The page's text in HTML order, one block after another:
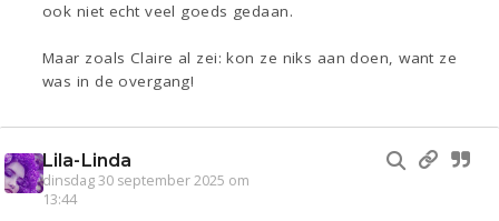
ook niet echt veel goeds gedaan.
Maar zoals Claire al zei: kon ze niks aan doen, want ze
was in de overgang!
Lila-Linda
dinsdag 30 september 2025 om
13:44